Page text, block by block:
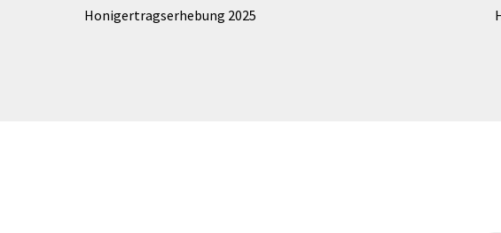
Honigertragserhebung 2025